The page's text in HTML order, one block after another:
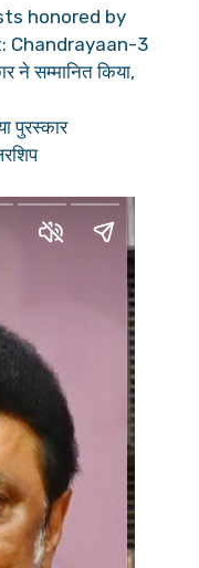
honored by
Chandrayaan-3
ने सम्मानित किया,
पुरस्कार